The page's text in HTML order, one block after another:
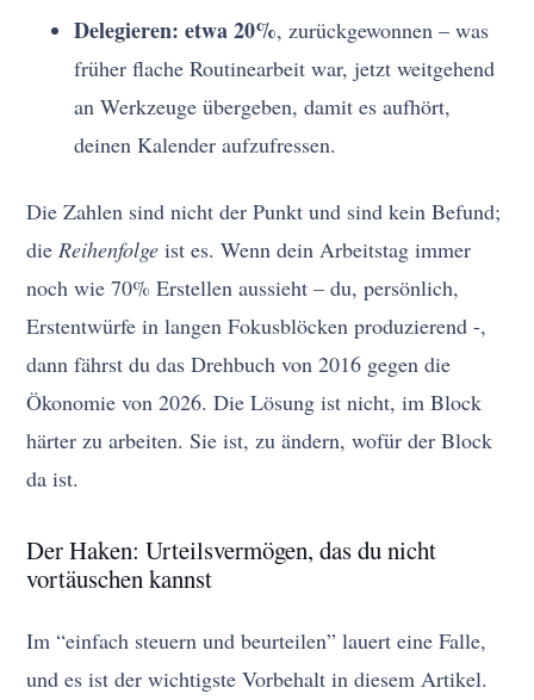
Delegieren: etwa 20%, zurückgewonnen – was
früher flache Routinearbeit war, jetzt weitgehend
an Werkzeuge übergeben, damit es aufhört,
deinen Kalender aufzufressen.
Die Zahlen sind nicht der Punkt und sind kein Befund;
dieReihenfolge ist es. Wenn dein Arbeitstag immer
noch wie 70% Erstellen aussieht – du, persönlich,
Erstentwürfe in langen Fokusblöcken produzierend -,
dann fährst du das Drehbuch von 2016 gegen die
Ökonomie von 2026. Die Lösung ist nicht, im Block
härter zu arbeiten. Sie ist, zu ändern, wofür der Block
da ist.
Der Haken: Urteilsvermögen, das du nicht
vortäuschen kannst
Im “einfach steuern und beurteilen” lauert eine Falle,
und es ist der wichtigste Vorbehalt in diesem Artikel.